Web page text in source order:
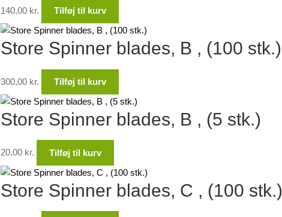
140,00 kr. Tilføj til kurv
Store Spinner blades, B , (100 stk.)
300,00 kr. Tilføj til kurv
Store Spinner blades, B , (5 stk.)
20,00 kr. Tilføj til kurv
Store Spinner blades, C , (100 stk.)